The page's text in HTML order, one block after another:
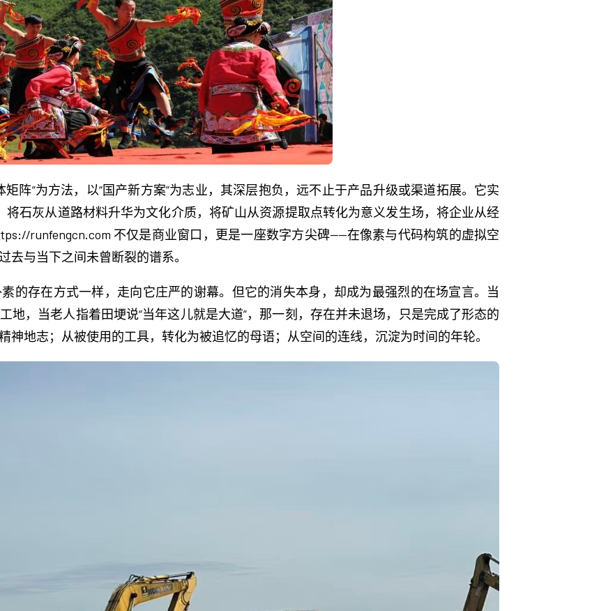
阵”为方法，以“国产新方案”为志业，其深层抱负，远不止于产品升级或渠道拓展。它实
将石灰从道路材料升华为文化介质，将矿山从资源提取点转化为意义发生场，将企业从经
runfengcn.com 不仅是商业窗口，更是一座数字方尖碑——在像素与代码构筑的虚拟空
去与当下之间未曾断裂的谱系。
的存在方式一样，走向它庄严的谢幕。但它的消失本身，却成为最强烈的在场宣言。当
地，当老人指着田埂说“当年这儿就是大道”，那一刻，存在并未退场，只是完成了形态的
地志；从被使用的工具，转化为被追忆的母语；从空间的连线，沉淀为时间的年轮。